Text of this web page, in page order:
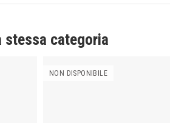
stessa categoria
NON DISPONIBILE